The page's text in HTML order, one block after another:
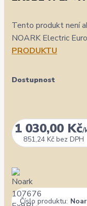
4. srpna
Tento produkt není
NOARK Electric
PRODUKTU
Dostupnost
1 030,00 Kč/
851,24 Kč bez DPH
Číslo produktu: